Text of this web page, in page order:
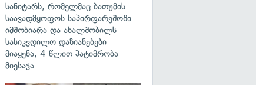
სანიტარს, რომელმაც ბათუმის
საავადმყოფოს საპირფარეშოში
იმშობიარა და ახალშობილს
სასიკვდილო დაზიანებები
მიაყენა, 4 წლით პატიმრობა
მიესაჯა